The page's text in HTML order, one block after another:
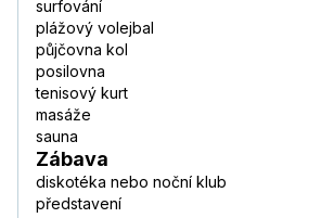
surfování
plážový volejbal
půjčovna kol
posilovna
tenisový kurt
masáže
sauna
Zábava
diskotéka nebo noční klub
představení